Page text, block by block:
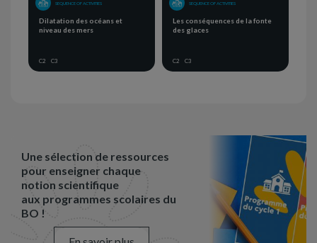
SEQUENCE OF ACTIVITIES
Dilatation des océans et
niveau des mers
C2 C3
SEQUENCE OF ACTIVITIES
Les conséquences de la fonte
des glaces
C2 C3
Une sélection de ressources
pour enseigner chaque
notion scientifique
aux programmes scolaires du
BO !